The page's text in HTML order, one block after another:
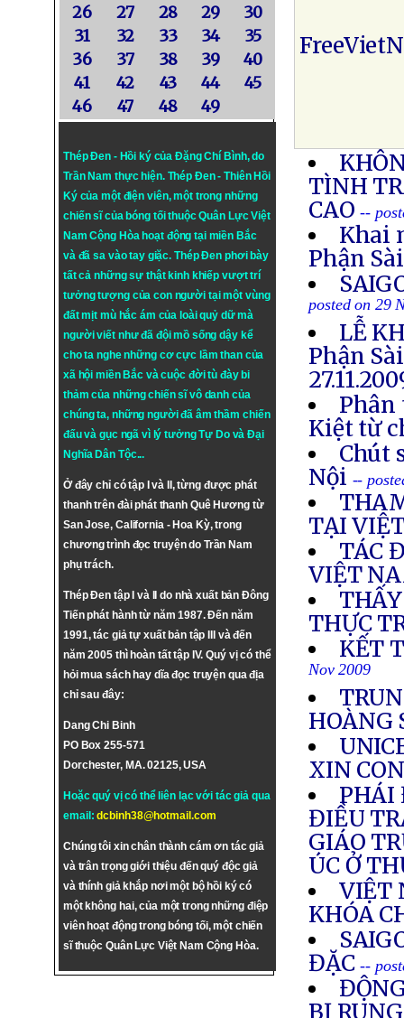
26
27 28 29
30
31
32 33 34
35
36
37 38 39
40
41
42 43 44
45
46
47 48 49
Thép Đen - Hồi ký của Đặng Chí Bình, do
Trần Nam thực hiện. Thép Đen- Thiên Hồi
Ký của một điện viên, một trong những
chiến sĩ của bóng tối thuộc Quân Lực Việt
Nam Cộng Hòa hoạt động tại miền Bắc
và đã sa vào tay giặc. Thép Đen phơi bày
tất cả những sự thật kinh khiếp vượt trí
tưởng tượng của con người tại một vùng
đất mịt mù hắc ám của loài quỷ dữ mà
người viết như đã đội mồ sống dậy kể
cho ta nghe những cơ cực lầm than của
xã hội miền Bắc và cuộc đời tù đày bi
thảm của những chiến sĩ vô danh của
chúng ta, những người đã âm thầm chiến
đấu và gục ngã vì lý tưởngTự DovàĐại
Nghĩa Dân Tộc...
Ở đây chỉ có tập I và II, từng được phát
thanh trên đài phát thanh Quê Hương từ
San Jose, California - Hoa Kỳ, trong
chương trình đọc truyện do Trần Nam
phụ trách.
Thép Đen tập I và II do nhà xuất bản Đông
Tiến phát hành từ năm 1987. Đến năm
1991, tác giả tự xuất bản tập III và đến
năm 2005 thì hoàn tất tập IV. Quý vị có thể
hỏi mua sách hay dĩa đọc truyện qua địa
chỉ sau đây:
Dang Chi Binh
PO Box 255-571
Dorchester, MA. 02125, USA
Hoặc quý vị có thể liên lạc với tác giả qua
email:dcbinh38@hotmail.com
Chúng tôi xin chân thành cám ơn tác giả
và trân trọng giới thiệu đến quý độc giả
và thính giả khắp nơi một bộ hồi ký có
một không hai, của một trong những điệp
viên hoạt động trong bóng tối, một chiến
sĩ thuộc Quân Lực Việt Nam Cộng Hòa.
TÌNH
CAO--
Khai
Phận
posted on 29
LỄ
Phận
Phân
Kiệt từ
Chút
Nội --
TẠI
TÁC
VIỆT
THỰC
KẾT
Nov 2009
HOÀNG
XIN
PHÁI
ĐIỀU
GIÁO
ÚC Ở
VIỆT
KHÓA
ĐẶC--
BỊ